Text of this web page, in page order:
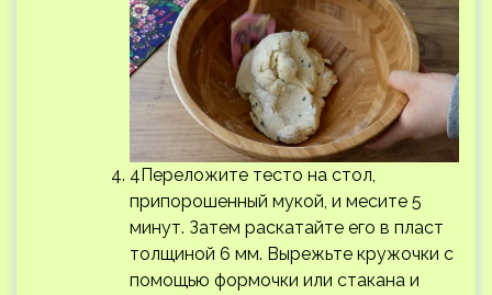
4Переложите тесто на стол,
припорошенный мукой, и месите 5
минут. Затем раскатайте его в пласт
толщиной 6 мм. Вырежьте кружочки с
помощью формочки или стакана и